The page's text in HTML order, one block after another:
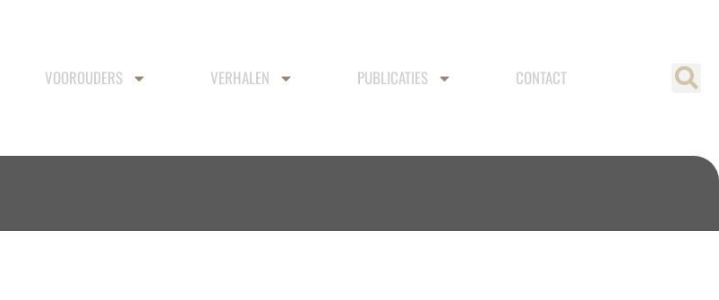
VOOROUDERS VERHALEN PUBLICATIES CONTACT